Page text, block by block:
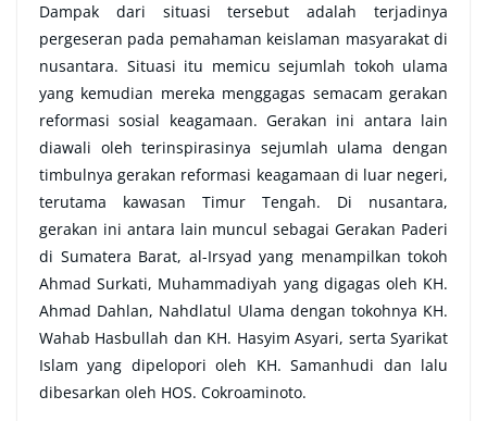
Dampak dari situasi tersebut adalah terjadinya
pergeseran pada pemahaman keislaman masyarakat di
nusantara. Situasi itu memicu sejumlah tokoh ulama
yang kemudian mereka menggagas semacam gerakan
reformasi sosial keagamaan. Gerakan ini antara lain
diawali oleh terinspirasinya sejumlah ulama dengan
timbulnya gerakan reformasi keagamaan di luar negeri,
terutama kawasan Timur Tengah. Di nusantara,
gerakan ini antara lain muncul sebagai Gerakan Paderi
di Sumatera Barat, al-Irsyad yang menampilkan tokoh
Ahmad Surkati, Muhammadiyah yang digagas oleh KH.
Ahmad Dahlan, Nahdlatul Ulama dengan tokohnya KH.
Wahab Hasbullah dan KH. Hasyim Asyari, serta Syarikat
Islam yang dipelopori oleh KH. Samanhudi dan lalu
dibesarkan oleh HOS. Cokroaminoto.